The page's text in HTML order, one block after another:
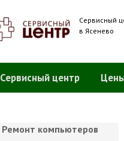
Сервисный
в Ясенево
Сервисный центр
Ремонт компьютеров